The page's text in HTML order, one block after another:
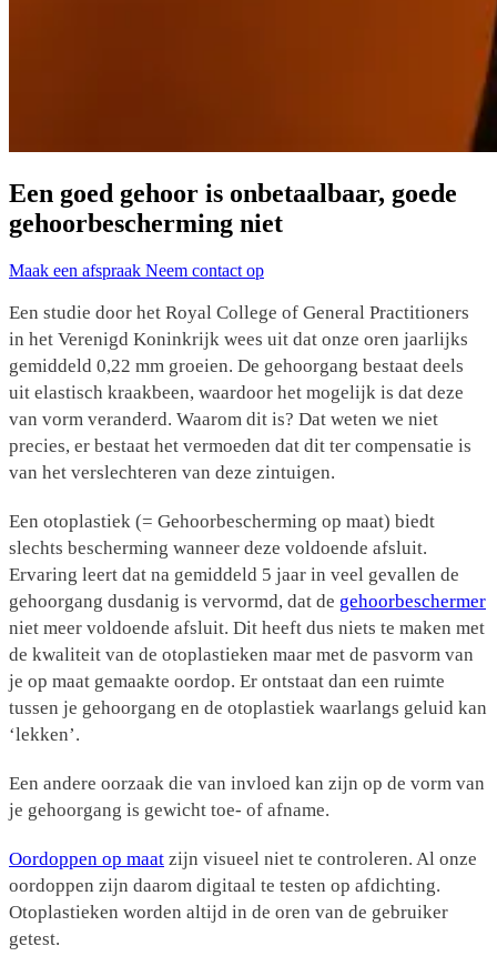
Een goed gehoor is onbetaalbaar, goede
gehoorbescherming niet
Maak een afspraak Neem contact op
Een studie door het Royal College of General Practitioners
in het Verenigd Koninkrijk wees uit dat onze oren jaarlijks
gemiddeld 0,22 mm groeien. De gehoorgang bestaat deels
uit elastisch kraakbeen, waardoor het mogelijk is dat deze
van vorm veranderd. Waarom dit is? Dat weten we niet
precies, er bestaat het vermoeden dat dit ter compensatie is
van het verslechteren van deze zintuigen.
Een otoplastiek (= Gehoorbescherming op maat) biedt
slechts bescherming wanneer deze voldoende afsluit.
Ervaring leert dat na gemiddeld 5 jaar in veel gevallen de
gehoorgang dusdanig is vervormd, dat de gehoorbeschermer
niet meer voldoende afsluit. Dit heeft dus niets te maken met
de kwaliteit van de otoplastieken maar met de pasvorm van
je op maat gemaakte oordop. Er ontstaat dan een ruimte
tussen je gehoorgang en de otoplastiek waarlangs geluid kan
‘lekken’.
Een andere oorzaak die van invloed kan zijn op de vorm van
je gehoorgang is gewicht toe- of afname.
Oordoppen op maat zijn visueel niet te controleren. Al onze
oordoppen zijn daarom digitaal te testen op afdichting.
Otoplastieken worden altijd in de oren van de gebruiker
getest.